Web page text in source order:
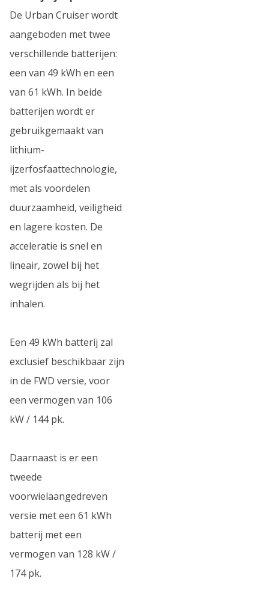
De Urban Cruiser wordt
aangeboden met twee
verschillende batterijen:
een van 49 kWh en een
van 61 kWh. In beide
batterijen wordt er
gebruikgemaakt van
lithium-
ijzerfosfaattechnologie,
met als voordelen
duurzaamheid, veiligheid
en lagere kosten. De
acceleratie is snel en
lineair, zowel bij het
wegrijden als bij het
inhalen.
Een 49 kWh batterij zal
exclusief beschikbaar zijn
in de FWD versie, voor
een vermogen van 106
kW / 144 pk.
Daarnaast is er een
tweede
voorwielaangedreven
versie met een 61 kWh
batterij met een
vermogen van 128 kW /
174 pk.